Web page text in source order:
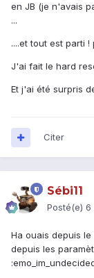
en JB (je n'avais
...
....et tout est parti
J'ai fait le hard
Et j'ai été surpris
Citer
Sébi11
Posté(e) 6
Ha ouais depuis
depuis les